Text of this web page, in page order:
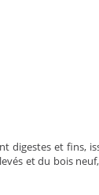
digestes et fins,
et du bois